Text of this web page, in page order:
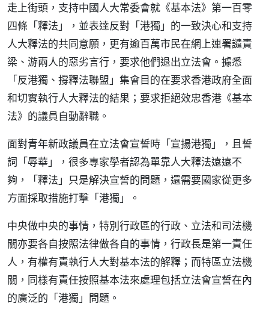
走上街頭，支持中國人大常委會就《基本法》第一百零
四條「釋法」，並表達反對「港獨」的一致決心和支持
人大釋法的共同意願，更有逾百萬市民在網上連署譴責
梁、游兩人的惡劣言行，要求他們退出立法會。據悉
「反港獨、撐釋法聯盟」集會目的在要求香港政府全面
和切實執行人大釋法的結果；要求拒絕效忠香港《基本
法》的議員自動辭職。
面對青年新政議員在立法會宣誓時「宣揚港獨」，且誓
詞「辱華」，很多專家學者認為單靠人大釋法遠遠不
夠，「釋法」只是解決宣誓的問題，還需要國家從更多
方面採取措施打擊「港獨」。
中央做中央的事情，特別行政區的行政、立法和司法機
關亦要各自按照法律做各自的事情，行政長是第一責任
人，有權有責執行人大對基本法的解釋；而特區立法機
關，同樣有責任按照基本法來處理包括立法會宣誓在內
的廣泛的「港獨」問題。